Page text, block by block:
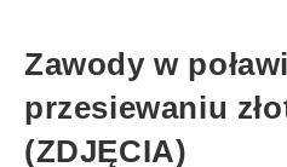
Zawody w
przesiewaniu
(ZDJĘCIA)